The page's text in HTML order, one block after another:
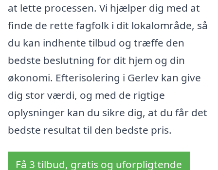
at lette processen. Vi hjælper dig med at
finde de rette fagfolk i dit lokalområde, så
du kan indhente tilbud og træffe den
bedste beslutning for dit hjem og din
økonomi. Efterisolering i Gerlev kan give
dig stor værdi, og med de rigtige
oplysninger kan du sikre dig, at du får det
bedste resultat til den bedste pris.
Få 3 tilbud, gratis og uforpligtende